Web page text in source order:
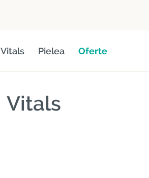
Vitals Pielea Oferte
Vitals